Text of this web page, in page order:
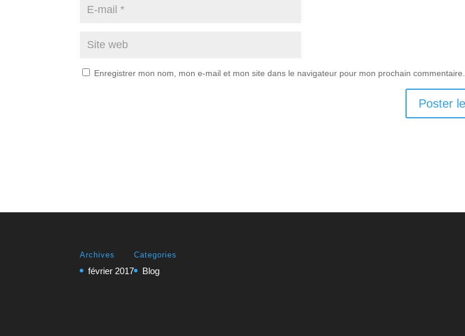
Enregistrer mon nom, mon e-mail et mon site dans le navigateur pour mon prochain commentaire.
:
Archives
février 2017
Categories
Blog